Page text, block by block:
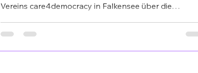
Vereins care4democracy in Falkensee über die
Geschichte und Demokratie. Die Veranstaltung wurde
moderiert und bewusst auf den Jahrestag des